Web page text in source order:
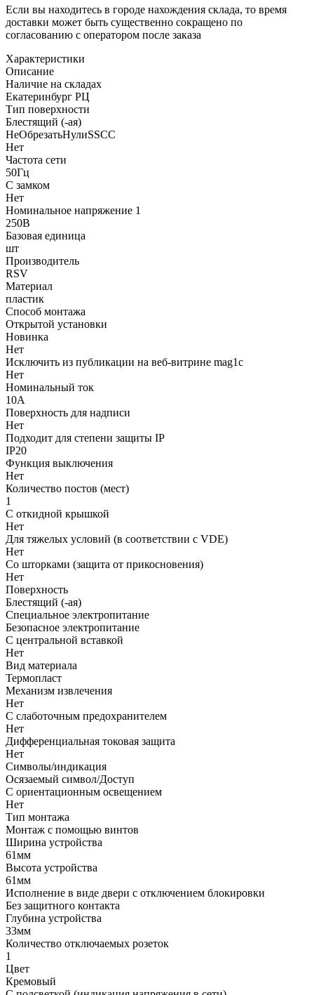
Если вы находитесь в городе нахождения склада, то время
доставки может быть существенно сокращено по
согласованию с оператором после заказа
Характеристики
Описание
Наличие на складах
Екатеринбург РЦ
Тип поверхности
Блестящий (-ая)
НеОбрезатьНулиSSCC
Нет
Частота сети
50Гц
С замком
Нет
Номинальное напряжение 1
250В
Базовая единица
шт
Производитель
RSV
Материал
пластик
Способ монтажа
Открытой установки
Новинка
Нет
Исключить из публикации на веб-витрине mag1c
Нет
Номинальный ток
10А
Поверхность для надписи
Нет
Подходит для степени защиты IP
IP20
Функция выключения
Нет
Количество постов (мест)
1
С откидной крышкой
Нет
Для тяжелых условий (в соответствии с VDE)
Нет
Со шторками (защита от прикосновения)
Нет
Поверхность
Блестящий (-ая)
Cпециальное электропитание
Безопасное электропитание
С центральной вставкой
Нет
Вид материала
Термопласт
Механизм извлечения
Нет
С слаботочным предохранителем
Нет
Дифференциальная токовая защита
Нет
Символы/индикация
Осязаемый символ/Доступ
С ориентационным освещением
Нет
Тип монтажа
Монтаж с помощью винтов
Ширина устройства
61мм
Высота устройства
61мм
Исполнение в виде двери с отключением блокировки
Без защитного контакта
Глубина устройства
33мм
Количество отключаемых розеток
1
Цвет
Кремовый